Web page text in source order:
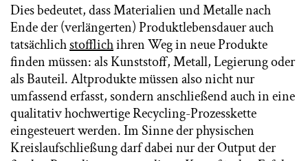
Dies bedeutet, dass Materialien und Metalle nach
Ende der (verlängerten) Produktlebensdauer auch
tatsächlichstofflichihren Weg in neue Produkte
finden müssen: als Kunststoff, Metall, Legierung oder
als Bauteil. Altprodukte müssen also nicht nur
umfassend erfasst, sondern anschließend auch in eine
qualitativ hochwertige Recycling-Prozesskette
eingesteuert werden. Im Sinne der physischen
Kreislaufschließung darf dabei nur der Output der